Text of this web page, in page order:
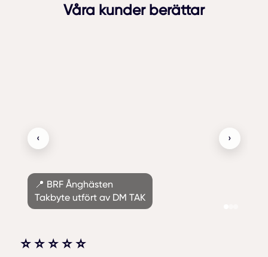
Våra kunder berättar
📍 BRF Ånghästen
Takbyte utfört av DM TAK
‹ ›
⭐ ⭐ ⭐ ⭐ ⭐